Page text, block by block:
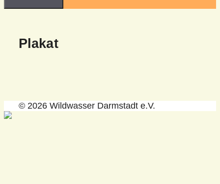
Plakat
© 2026 Wildwasser Darmstadt e.V.